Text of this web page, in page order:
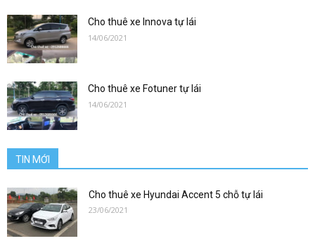
|
Cho thuê xe Innova tự lái
14/06/2021
Cho thuê xe Fotuner tự lái
14/06/2021
TIN MỚI
Cho thuê xe Hyundai Accent 5 chỗ tự lái
23/06/2021